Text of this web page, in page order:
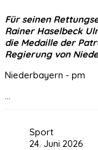
Für seinen
Rainer Haselbeck
die Medaille der
Regierung von
Niederbayern - pm
Sport
24. Juni 2026